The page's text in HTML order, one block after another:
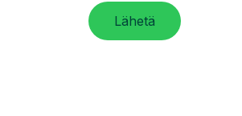
Lähetä